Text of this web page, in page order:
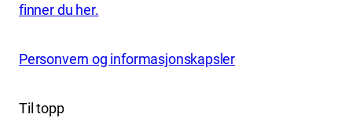
finner du her.
Personvern og informasjonskapsler
Til topp